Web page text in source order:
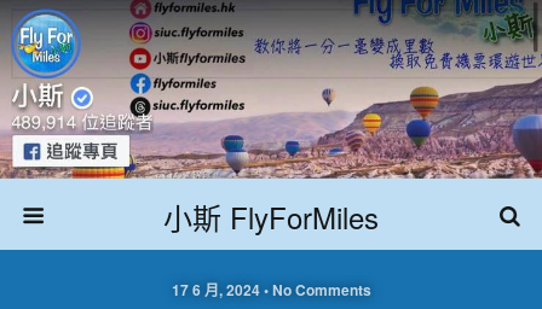
小斯 FlyForMiles
17 6 月, 2024 • No Comments